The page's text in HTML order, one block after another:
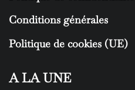
Conditions générales
Politique de cookies (UE)
A LA UNE